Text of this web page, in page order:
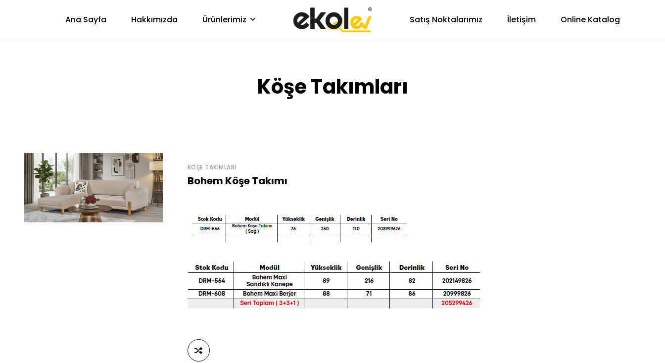
Ana Sayfa Hakkımızda Ürünlerimiz Satış Noktalarımız İletişim Online Katalog
Köşe Takımları
KÖŞE TAKIMLARI
Bohem Köşe Takımı